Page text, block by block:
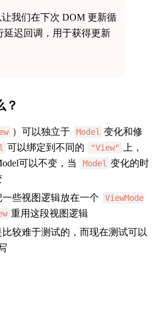
我们在下次 DOM 更新循
延迟回调，用于获得更新
？
）可以独立于 Model 变化和修
可以绑定到不同的 "View"
上，
可以不变，当
Model 变化的时
些视图逻辑放在一个
ViewMode
重用这段视图逻辑
较难于测试的，而现在测试可以